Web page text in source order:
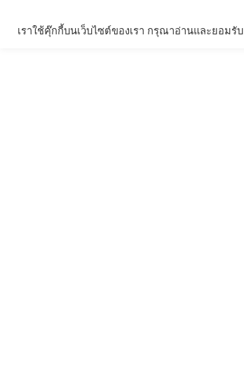
เราใช้คุ๊กกี้บนเว็บไซต์ของเรา กรุณาอ่านและยอมรับ